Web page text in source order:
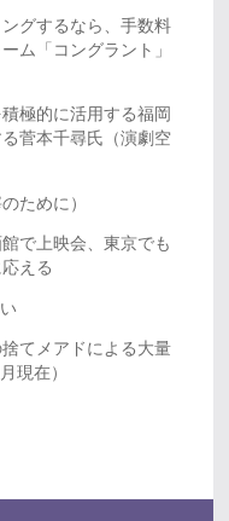
グするなら、手数料
ム「コングラント」
極的に活用する福岡
菅本千尋氏（演劇空
ために）
で上映会、東京でも
える
てメアドによる大量
現在）